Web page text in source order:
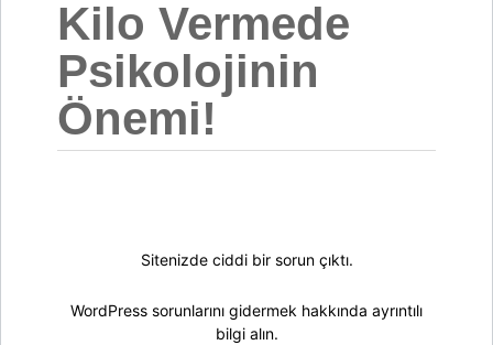
Kilo Vermede
Psikolojinin
Önemi!
Sitenizde ciddi bir sorun çıktı.
WordPress sorunlarını gidermek hakkında ayrıntılı
bilgi alın.